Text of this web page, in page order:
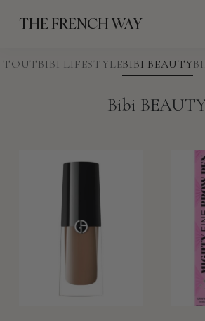
THE FRENCH WAY
TOUTBIBI LIFESTYLEBIBI BEAUTY
Bibi